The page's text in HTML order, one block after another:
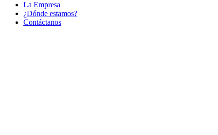
La Empresa
¿Dónde estamos?
Contáctanos